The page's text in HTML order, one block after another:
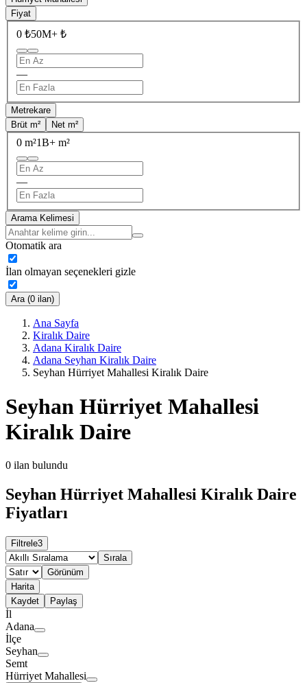
Fiyat
0 ₺50M+ ₺
—
Metrekare
Brüt m²
Net m²
0 m²1B+ m²
—
Arama Kelimesi
Otomatik ara
İlan olmayan seçenekleri gizle
Ara (0 ilan)
Ana Sayfa
Kiralık Daire
Adana Kiralık Daire
Adana Seyhan Kiralık Daire
Seyhan Hürriyet Mahallesi Kiralık Daire
Seyhan Hürriyet Mahallesi
Kiralık Daire
0 ilan bulundu
Seyhan Hürriyet Mahallesi Kiralık Daire
Fiyatları
Filtrele3
Sırala
Görünüm
Harita
Kaydet
Paylaş
İl
Adana
İlçe
Seyhan
Semt
Hürriyet Mahallesi